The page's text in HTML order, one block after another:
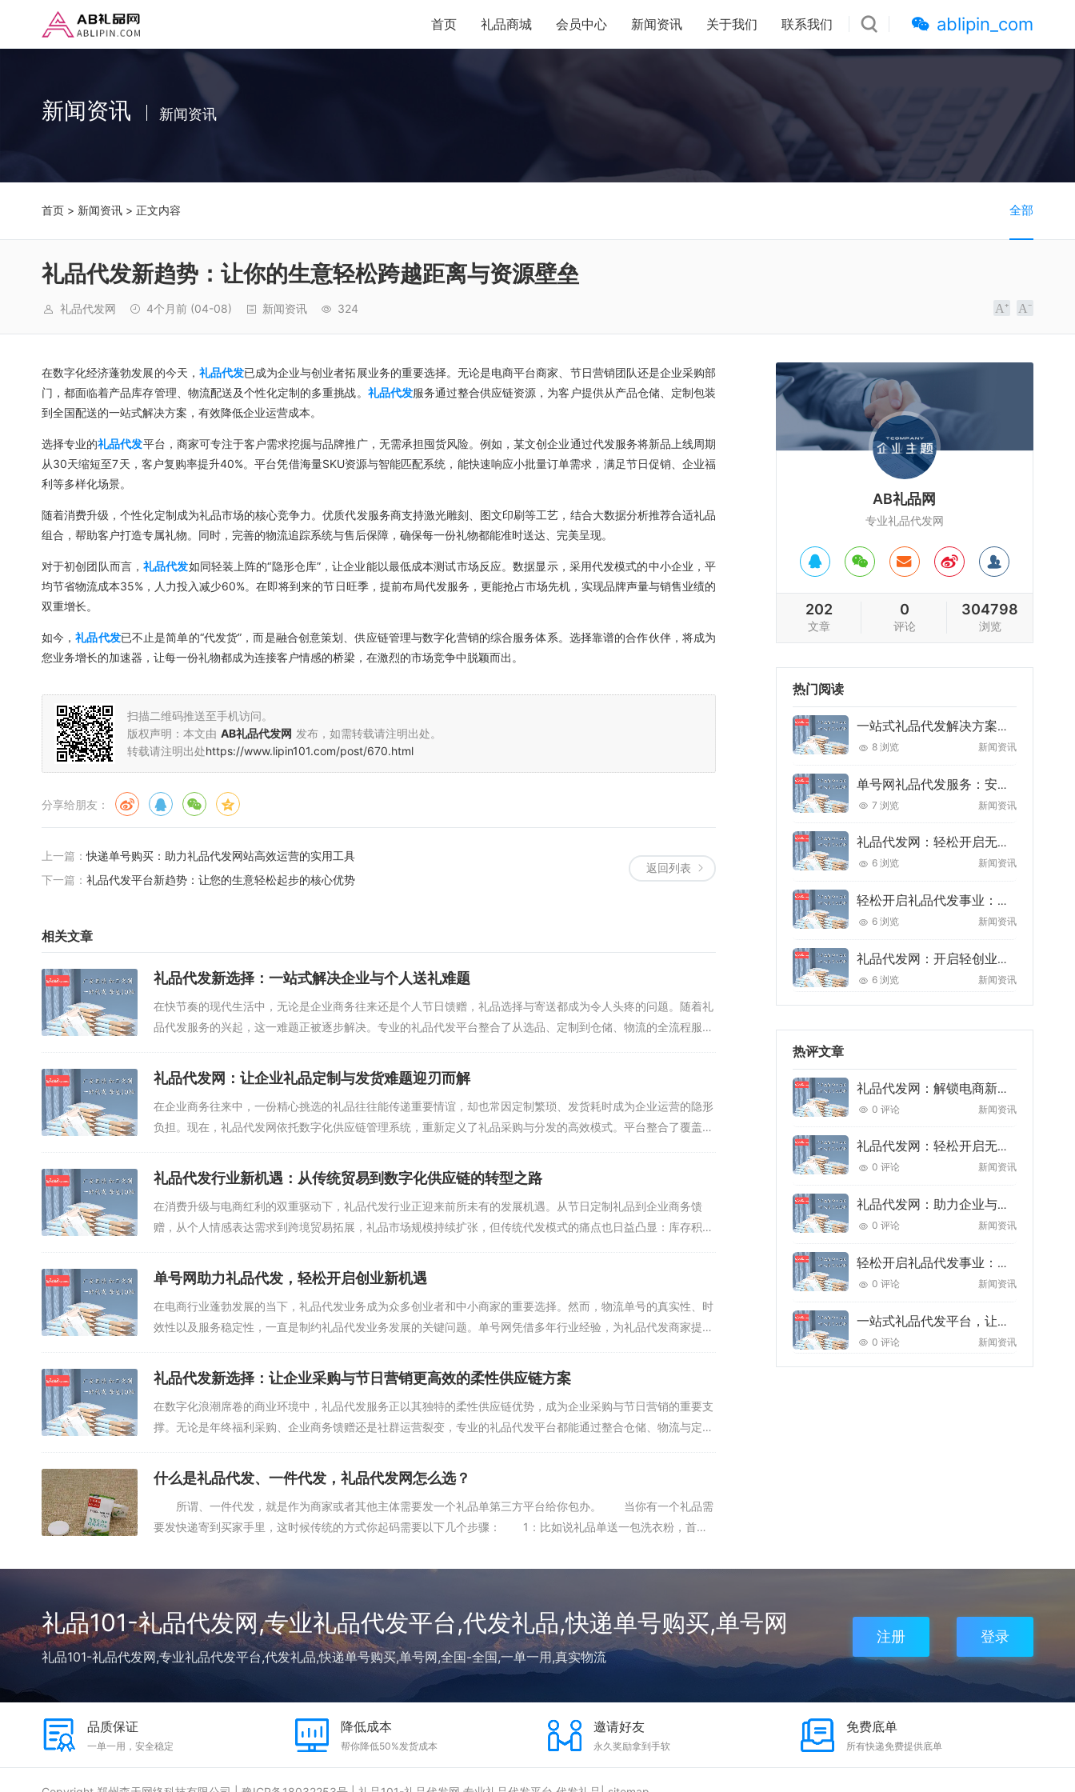
ablipin_com
首页 礼品商城 会员中心 新闻资讯 关于我们 联系我们
新闻资讯 新闻资讯
首页 > 新闻资讯 > 正文内容 全部
礼品代发新趋势：让你的生意轻松跨越距离与资源壁垒
礼品代发网 4个月前 (04-08) 新闻资讯 324
在数字化经济蓬勃发展的今天， 礼品代发已成为企业与创业者拓展业务的重要选择。无论是电商平台商家、节日营销团队还是企业采购部
门，都面临着产品库存管理、物流配送及个性化定制的多重挑战。 礼品代发服务通过整合供应链资源，为客户提供从产品仓储、定制包装
到全国配送的一站式解决方案，有效降低企业运营成本。
选择专业的礼品代发平台，商家可专注于客户需求挖掘与品牌推广，无需承担囤货风险。例如，某文创企业通过代发服务将新品上线周期
从30天缩短至7天，客户复购率提升40%。平台凭借海量SKU资源与智能匹配系统，能快速响应小批量订单需求，满足节日促销、企业福
利等多样化场景。
随着消费升级，个性化定制成为礼品市场的核心竞争力。优质代发服务商支持激光雕刻、图文印刷等工艺，结合大数据分析推荐合适礼品
组合，帮助客户打造专属礼物。同时，完善的物流追踪系统与售后保障，确保每一份礼物都能准时送达、完美呈现。
对于初创团队而言，礼品代发如同轻装上阵的“隐形仓库”，让企业能以最低成本测试市场反应。数据显示，采用代发模式的中小企业，平
均节省物流成本35%，人力投入减少60%。在即将到来的节日旺季，提前布局代发服务，更能抢占市场先机，实现品牌声量与销售业绩的
双重增长。
如今，礼品代发已不止是简单的“代发货”，而是融合创意策划、供应链管理与数字化营销的综合服务体系。选择靠谱的合作伙伴，将成为
您业务增长的加速器，让每一份礼物都成为连接客户情感的桥梁，在激烈的市场竞争中脱颖而出。
扫描二维码推送至手机访问。
版权声明：本文由 AB礼品代发网 发布，如需转载请注明出处。
转载请注明出处https://www.lipin101.com/post/670.html
分享给朋友：
返回列表
上一篇：快递单号购买：助力礼品代发网站高效运营的实用工具
下一篇： 礼品代发平台新趋势：让您的生意轻松起步的核心优势
相关文章
礼品代发新选择：一站式解决企业与个人送礼难题
在快节奏的现代生活中，无论是企业商务往来还是个人节日馈赠，礼品选择与寄送都成为令人头疼的问题。随着礼
品代发服务的兴起，这一难题正被逐步解决。专业的礼品代发平台整合了从选品、定制到仓储、物流的全流程服
礼品代发网：让企业礼品定制与发货难题迎刃而解
在企业商务往来中，一份精心挑选的礼品往往能传递重要情谊，却也常因定制繁琐、发货耗时成为企业运营的隐形
负担。现在，礼品代发网依托数字化供应链管理系统，重新定义了礼品采购与分发的高效模式。平台整合了覆盖
礼品代发行业新机遇：从传统贸易到数字化供应链的转型之路
在消费升级与电商红利的双重驱动下，礼品代发行业正迎来前所未有的发展机遇。从节日定制礼品到企业商务馈
赠，从个人情感表达需求到跨境贸易拓展，礼品市场规模持续扩张，但传统代发模式的痛点也日益凸显：库存积
单号网助力礼品代发，轻松开启创业新机遇
在电商行业蓬勃发展的当下，礼品代发业务成为众多创业者和中小商家的重要选择。然而，物流单号的真实性、时
效性以及服务稳定性，一直是制约礼品代发业务发展的关键问题。单号网凭借多年行业经验，为礼品代发商家提
礼品代发新选择：让企业采购与节日营销更高效的柔性供应链方案
在数字化浪潮席卷的商业环境中，礼品代发服务正以其独特的柔性供应链优势，成为企业采购与节日营销的重要支
撑。无论是年终福利采购、企业商务馈赠还是社群运营裂变，专业的礼品代发平台都能通过整合仓储、物流与定
什么是礼品代发、一件代发，礼品代发网怎么选？
所谓、一件代发，就是作为商家或者其他主体需要发一个礼品单第三方平台给你包办。 当你有一个礼品需
要发快递寄到买家手里，这时候传统的方式你起码需要以下几个步骤： 1：比如说礼品单送一包洗衣粉，首
AB礼品网
专业礼品代发网
202
文章
0
评论
304798
浏览
热门阅读
一站式礼品代发解决方案：轻松开启礼品电商创业之旅
8 浏览 新闻资讯
单号网礼品代发服务：安全高效的电商供应链解决方案
7 浏览 新闻资讯
礼品代发网：轻松开启无库存创业新赛道，让礼品生意更高效省心
6 浏览 新闻资讯
轻松开启礼品代发事业：从选品到发货，一站式解决方案助你创业无忧
6 浏览 新闻资讯
礼品代发网：开启轻创业新机遇，让礼品分销更简单
6 浏览 新闻资讯
热评文章
礼品代发网：解锁电商新机遇，让创业与盈利更轻松
0 评论 新闻资讯
礼品代发网：轻松开启无库存创业新赛道，让礼品生意更高效省心
0 评论 新闻资讯
礼品代发网：助力企业与个人轻松实现礼品自由，开启高效营销新渠道
0 评论 新闻资讯
轻松开启礼品代发事业：从选品到发货，一站式解决方案助你创业无忧
0 评论 新闻资讯
一站式礼品代发平台，让企业营销与节日送礼更高效省心
0 评论 新闻资讯
礼品101-礼品代发网,专业礼品代发平台,代发礼品,快递单号购买,单号网
礼品101-礼品代发网,专业礼品代发平台,代发礼品,快递单号购买,单号网,全国-全国,一单一用,真实物流
注册 登录
品质保证
一单一用，安全稳定
降低成本
帮你降低50%发货成本
邀请好友
永久奖励拿到手软
免费底单
所有快递免费提供底单